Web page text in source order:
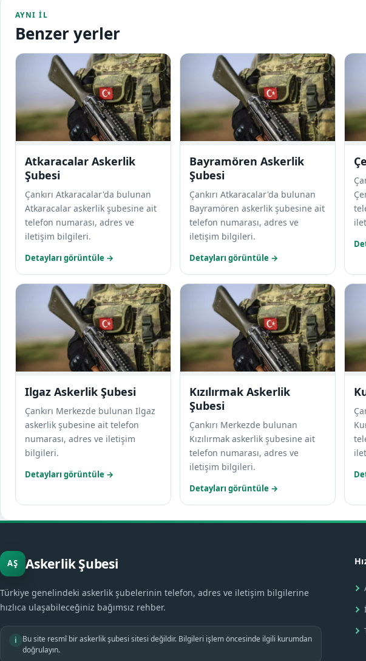
AYNI IL
Benzer yerler
Atkaracalar Askerlik Şubesi sayfasını aç
Atkaracalar Askerlik
Şubesi
Çankırı Atkaracalar'da bulunan
Atkaracalar askerlik şubesine ait
telefon numarası, adres ve
iletişim bilgileri.
Detayları görüntüle →
Bayramören Askerlik
Şubesi
Çankırı Atkaracalar'da bulunan
Bayramören askerlik şubesine ait
telefon numarası, adres ve
iletişim bilgileri.
Detayları görüntüle →
Ilgaz Askerlik Şubesi sayfasını aç
Ilgaz Askerlik Şubesi
Çankırı Merkezde bulunan Ilgaz
askerlik şubesine ait telefon
numarası, adres ve iletişim
bilgileri.
Detayları görüntüle →
Kızılırmak Askerlik
Şubesi
Çankırı Merkezde bulunan
Kızılırmak askerlik şubesine ait
telefon numarası, adres ve
iletişim bilgileri.
Detayları görüntüle →
AŞ Askerlik Şubesi
Türkiye genelindeki askerlik şubelerinin telefon, adres ve iletişim bilgilerine
hızlıca ulaşabileceğiniz bağımsız rehber.
i
Bu site resmî bir askerlik şubesi sitesi değildir. Bilgileri işlem öncesinde ilgili kurumdan
doğrulayın.